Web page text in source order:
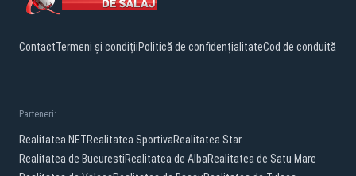
ContactTermeni și condițiiPolitică de confidențialitateCod de conduită
Parteneri:
Realitatea.NETRealitatea SportivaRealitatea Star
Realitatea de BucurestiRealitatea de AlbaRealitatea de Satu Mare